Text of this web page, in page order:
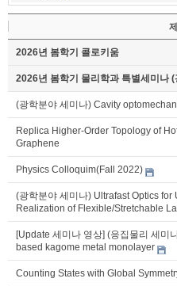
2026년 봄학기 콜로키움
2026년 봄학기 물리학과 특별세미나
(광학분야 세미나) Cavity
Replica Higher-Order Topology of
Graphene
Physics Colloquim(Fall 2022)
(광학분야 세미나) Ultrafast Optics
Realization of Flexible/Stretchable
[Update 세미나 영상] (응집물리 세
based kagome metal monolayer
Counting States with Global